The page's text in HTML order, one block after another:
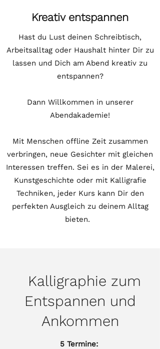
Kreativ entspannen
Hast du Lust deinen Schreibtisch,
Arbeitsalltag oder Haushalt hinter Dir zu
lassen und Dich am Abend kreativ zu
entspannen?
Dann Willkommen in unserer
Abendakademie!
Mit Menschen offline Zeit zusammen
verbringen, neue Gesichter mit gleichen
Interessen treffen. Sei es in der Malerei,
Kunstgeschichte oder mit Kalligrafie
Techniken, jeder Kurs kann Dir den
perfekten Ausgleich zu deinem Alltag
bieten.
Kalligraphie zum
Entspannen und
Ankommen
5 Termine: